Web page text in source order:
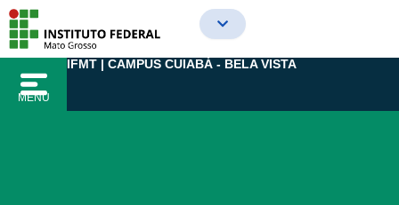
para
conteúdo
MENU
IFMT | CAMPUS CUIABÁ - BELA VISTA